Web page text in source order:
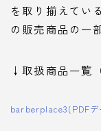
を取り揃えてい
の販売商品の一
↓取扱商品一覧
barberplace3(PDFデ